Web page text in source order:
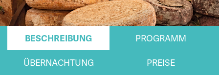
BESCHREIBUNG
PROGRAMM
ÜBERNACHTUNG
PREISE